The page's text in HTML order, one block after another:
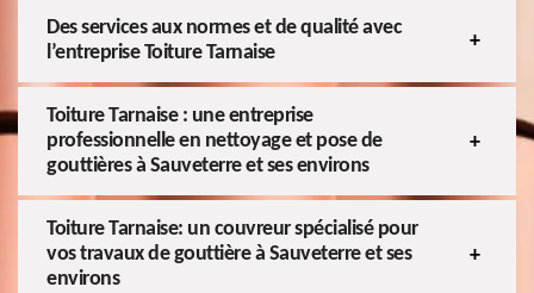
Des services aux normes et de qualité avec
l’entreprise Toiture Tarnaise
Toiture Tarnaise : une entreprise
professionnelle en nettoyage et pose de
gouttières à Sauveterre et ses environs
Toiture Tarnaise: un couvreur spécialisé pour
vos travaux de gouttière à Sauveterre et ses
environs